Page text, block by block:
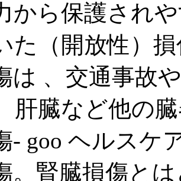
から保護され
た（開放性）
は 、交通事故
肝臓など他の
- goo ヘルスケ
。腎臓損傷と